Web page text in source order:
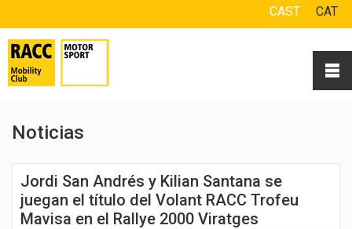
CAST CAT
Noticias
Jordi San Andrés y Kilian Santana se
juegan el título del Volant RACC Trofeu
Mavisa en el Rallye 2000 Viratges